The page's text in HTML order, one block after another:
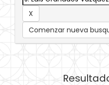
Comenzar nueva